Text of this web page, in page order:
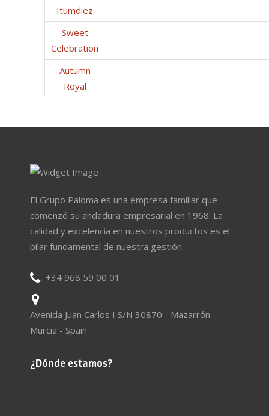
Itumdiez
Sweet
Celebration
Autumn
Royal
El Grupo Paloma es una empresa familiar que
comenzó su andadura empresarial en 1968. La
calidad y excelencia en nuestros productos es el
pilar fundamental de nuestra gestión.
+34 968 59 00 01
Avenida Juan Carlos I S/N 30870 - Mazarrón -
Murcia - Spain
¿Dónde estamos?